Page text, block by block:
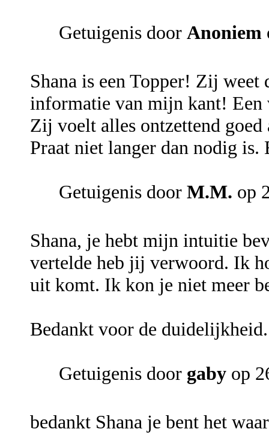
Getuigenis door Anoniem
Shana is een Topper! Zij
informatie van mijn kant! Een
Zij voelt alles ontzettend
Praat niet langer dan nodig is.
Getuigenis door M.M. op
Shana, je hebt mijn intuitie
vertelde heb jij verwoord. Ik
uit komt. Ik kon je niet meer
Bedankt voor de duidelijkheid.
Getuigenis door gaby op
bedankt Shana je bent het